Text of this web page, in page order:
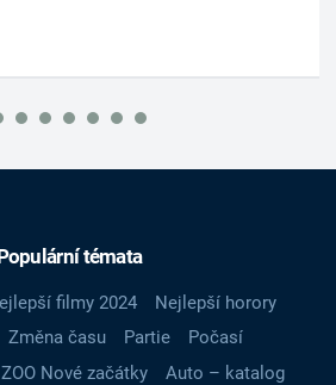
témata
filmy 2024
Nejlepší horory
Změna času Partie
Počasí
ZOO Nové začátky
Auto – katalog